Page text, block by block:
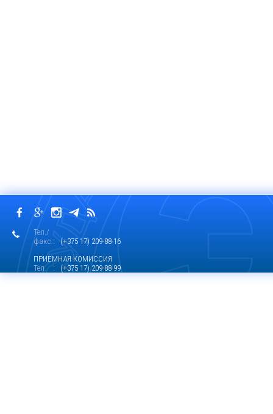
Тел./
факс. : (+375 17) 209-88-16
ПРИЕМНАЯ КОМИССИЯ
Тел.
: (+375 17) 209-88-99